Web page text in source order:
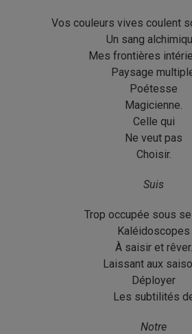
Vos couleurs vives coulent
Un sang
Mes frontières
Paysage
Poétesse
Magicienne.
Celle qui
Ne veut pas
Choisir.
Suis
Trop occupée sous
Kaléidoscopes
À saisir et rêver.
Laissant aux
Déployer
Les subtilités
Notre